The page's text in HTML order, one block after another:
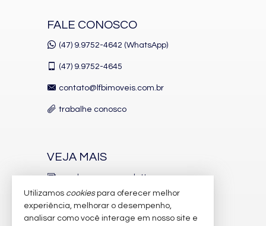
FALE CONOSCO
(47) 9.9752-4642 (WhatsApp)
(47) 9.9752-4645
contato@lfbimoveis.com.br
trabalhe conosco
VEJA MAIS
receba nosso newsletter
indicadores financeiros
cadastre seu imóvel
Utilizamos cookiespara oferecer melhor
experiência, melhorar o desempenho,
analisar como você interage em nosso site e